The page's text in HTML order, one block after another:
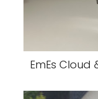
EmEs Cloud